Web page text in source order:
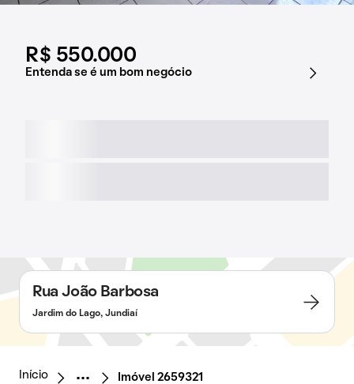
R$ 550.000
Entenda se é um bom negócio
Rua João Barbosa
Jardim do Lago, Jundiaí
Início Imóvel 2659321